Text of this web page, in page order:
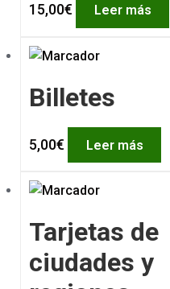
15,00€ Leer más
Billetes
5,00€ Leer más
Tarjetas de
ciudades y